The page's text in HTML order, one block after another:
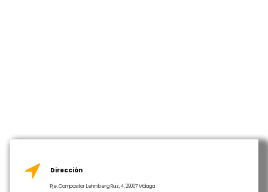
Dirección
Pje. Compositor Lehmberg Ruiz, 4, 29007 Málaga